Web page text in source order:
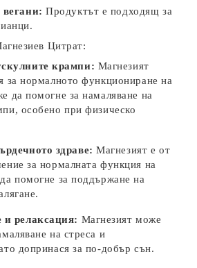
Продуктът е подходящ за
Цитрат:
крампи: Магнезият
за нормалното функциониране на
да помогне за намаляване на
особено при физическо
здраве: Магнезият е от
за нормалната функция на
помогне за поддържане на
и релаксация: Магнезият може
на стреса и
допринася за по-добър сън.